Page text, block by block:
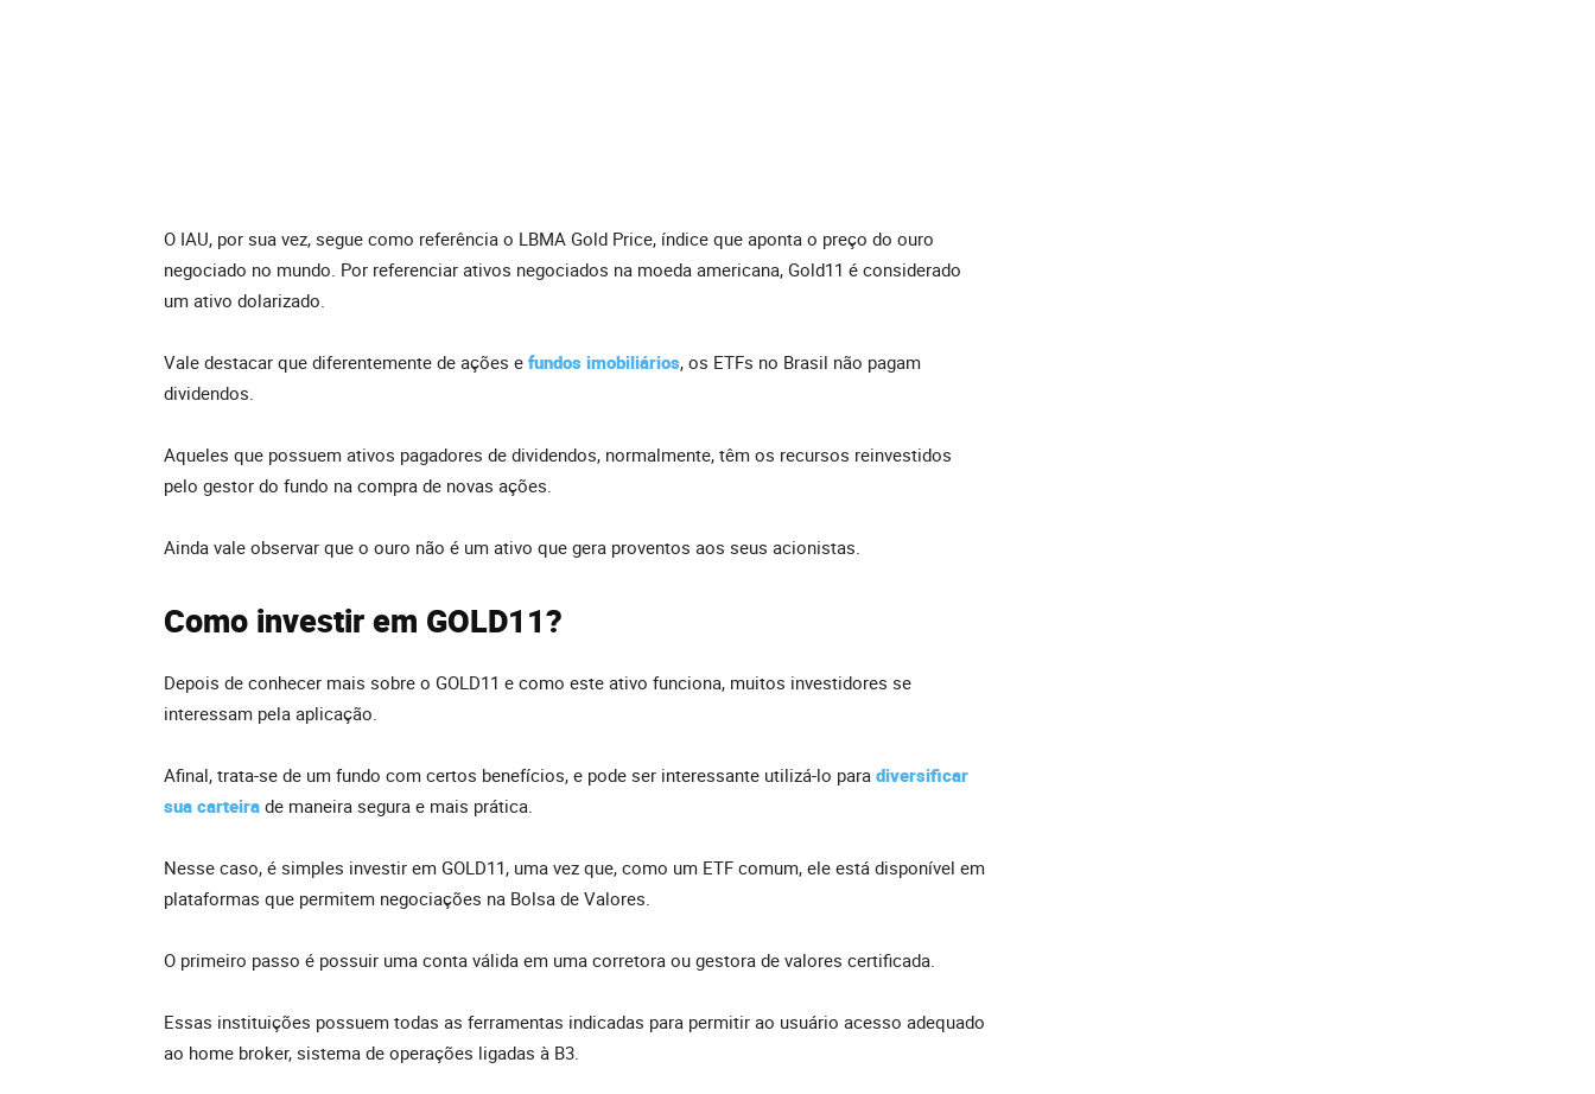
O IAU, por sua vez, segue como referência o LBMA Gold Price, índice que aponta o preço do ouro
negociado no mundo. Por referenciar ativos negociados na moeda americana, Gold11 é considerado
um ativo dolarizado.
Vale destacar que diferentemente de ações e fundos imobiliários, os ETFs no Brasil não pagam
dividendos.
Aqueles que possuem ativos pagadores de dividendos, normalmente, têm os recursos reinvestidos
pelo gestor do fundo na compra de novas ações.
Ainda vale observar que o ouro não é um ativo que gera proventos aos seus acionistas.
Como investir em GOLD11?
Depois de conhecer mais sobre o GOLD11 e como este ativo funciona, muitos investidores se
interessam pela aplicação.
Afinal, trata-se de um fundo com certos benefícios, e pode ser interessante utilizá-lo para diversificar
sua carteira de maneira segura e mais prática.
Nesse caso, é simples investir em GOLD11, uma vez que, como um ETF comum, ele está disponível em
plataformas que permitem negociações na Bolsa de Valores.
O primeiro passo é possuir uma conta válida em uma corretora ou gestora de valores certificada.
Essas instituições possuem todas as ferramentas indicadas para permitir ao usuário acesso adequado
ao home broker, sistema de operações ligadas à B3.